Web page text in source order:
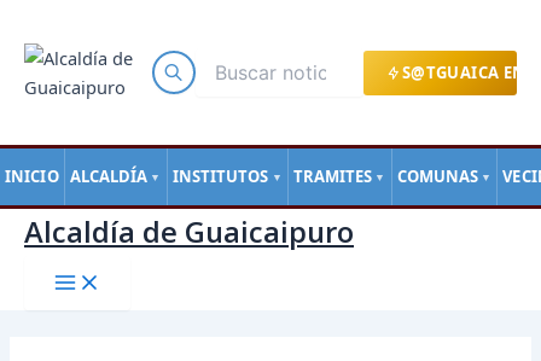
S@TGUAICA EN
INICIO ALCALDÍA ▼ INSTITUTOS ▼ TRAMITES ▼ COMUNAS ▼
contenido
Alcaldía de Guaicaipuro
de
entradas